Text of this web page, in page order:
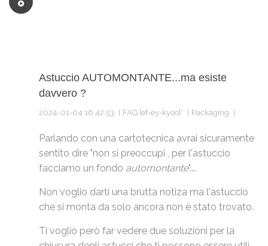
Astuccio AUTOMONTANTE...ma esiste
davvero ?
2024-01-04 16:42:53 FAQ [ef-ey-kyoo]* Packaging
Parlando con una cartotecnica avrai sicuramente
sentito dire "non si preoccupi , per l'astuccio
facciamo un fondo automontante"....
Non voglio darti una brutta notiza ma l'astuccio
che si monta da solo ancora non è stato trovato.
Ti voglio però far vedere due soluzioni per la